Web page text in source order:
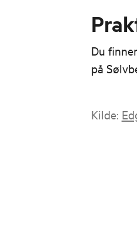
Du
på
Kilde: